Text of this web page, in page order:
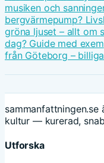
musiken och
bergvärmepump?
gröna ljuset – allt om
dag? Guide med
från Göteborg –
kultur — kurerad,
Utforska